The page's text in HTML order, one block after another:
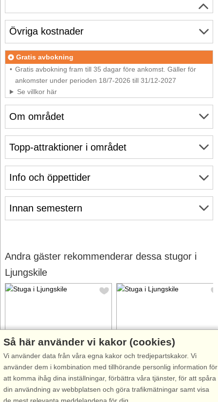
Om området
Info och öppettider
Innan semestern
Övriga kostnader
Gratis avbokning
Gratis avbokning fram till 35 dagar före ankomst. Gäller för
ankomster under perioden 18/7-2026 till 31/12-2027
Se villkor här
Topp-attraktioner i området
Andra gäster rekommenderar dessa stugor i
Ljungskile
Stugnr: 57539
Ljungskile
6 personer, 94 m²
264 m till sjö/hav:.
Välkommen till denna
Stugnr: 18516
Ljungskile
6 personer, 62 m²
300 m till sjö/hav:.
Välkommen att bo i en charmig
Så här använder vi kakor (cookies)
Vi använder data från våra egna kakor och tredjepartskakor. Vi
använder dem i kombination med tillhörande personlig information för
att komma ihåg dina inställningar, förbättra våra tjänster, för att spåra
din användning av webbplatsen och göra trafikmätningar samt visa